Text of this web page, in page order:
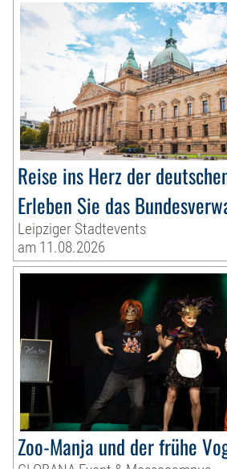
Reise ins Herz der
Erleben Sie das
Leipziger Stadtevents
am 11.08.2026
Zoo-Manja und der frühe